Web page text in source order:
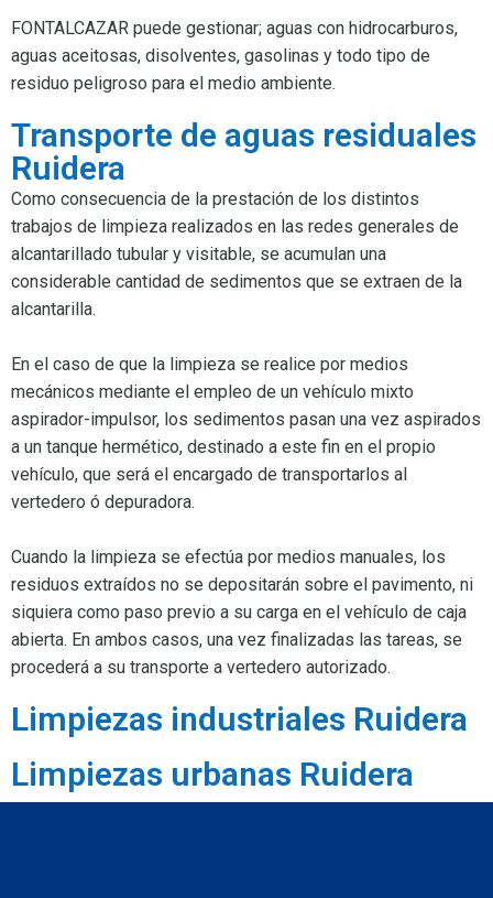
FONTALCAZAR puede gestionar; aguas con hidrocarburos,
aguas aceitosas, disolventes, gasolinas y todo tipo de
residuo peligroso para el medio ambiente.
Transporte de aguas residuales
Ruidera
Como consecuencia de la prestación de los distintos
trabajos de limpieza realizados en las redes generales de
alcantarillado tubular y visitable, se acumulan una
considerable cantidad de sedimentos que se extraen de la
alcantarilla.
En el caso de que la limpieza se realice por medios
mecánicos mediante el empleo de un vehículo mixto
aspirador-impulsor, los sedimentos pasan una vez aspirados
a un tanque hermético, destinado a este fin en el propio
vehículo, que será el encargado de transportarlos al
vertedero ó depuradora.
Cuando la limpieza se efectúa por medios manuales, los
residuos extraídos no se depositarán sobre el pavimento, ni
siquiera como paso previo a su carga en el vehículo de caja
abierta. En ambos casos, una vez finalizadas las tareas, se
procederá a su transporte a vertedero autorizado.
Limpiezas industriales Ruidera
Limpiezas urbanas Ruidera